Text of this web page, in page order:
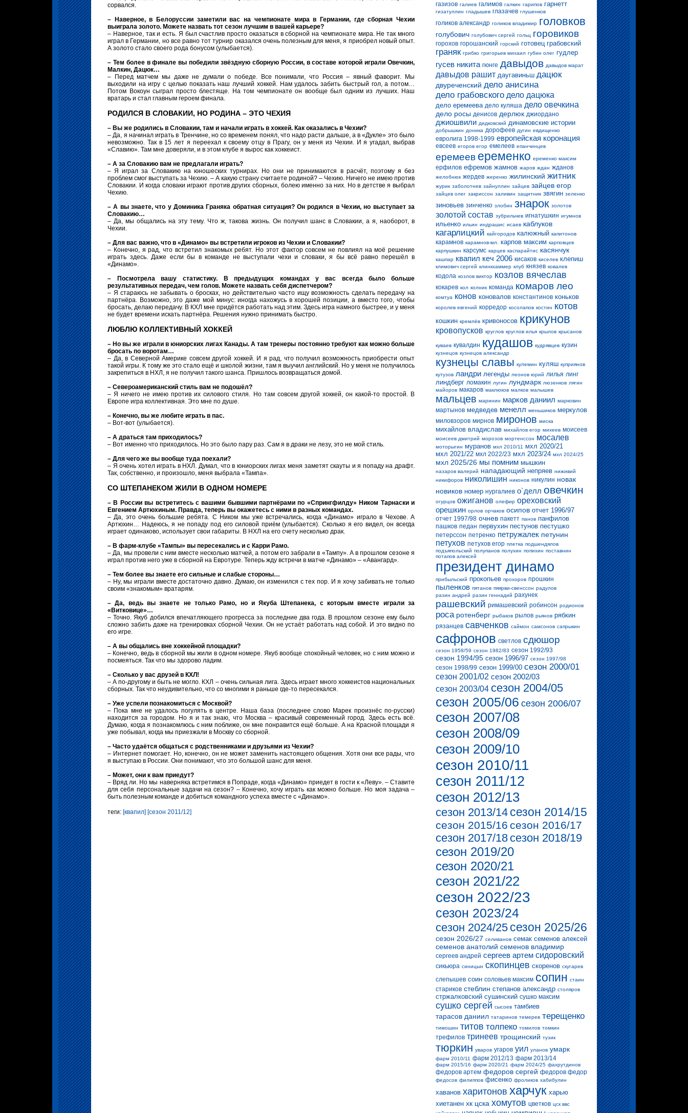
сорвался.
– Наверное, в Белоруссии заметили вас на чемпионате мира в Германии, где сборная Чехии
выиграла золото. Можете назвать тот сезон лучшим в вашей карьере?
– Наверное, так и есть. Я был счастлив просто оказаться в сборной на чемпионате мира. Не так много
играл в Германии, но все равно тот турнир оказался очень полезным для меня, я приобрел новый опыт.
А золото стало своего рода бонусом (улыбается).
– Тем более в финале вы победили звёздную сборную России, в составе которой играли Овечкин,
Малкин, Дацюк…
– Перед матчем мы даже не думали о победе. Все понимали, что Россия – явный фаворит. Мы
выходили на игру с целью показать наш лучший хоккей. Нам удалось забить быстрый гол, а потом…
Потом Вокоун сыграл просто блестяще. На том чемпионате он вообще был одним из лучших. Наш
вратарь и стал главным героем финала.
РОДИЛСЯ В СЛОВАКИИ, НО РОДИНА – ЭТО ЧЕХИЯ
– Вы же родились в Словакии, там и начали играть в хоккей. Как оказались в Чехии?
– Да, я начинал играть в Тренчине, но со временем понял, что надо расти дальше, а в «Дукле» это было
невозможно. Так в 15 лет я переехал к своему отцу в Прагу, он у меня из Чехии. И я угадал, выбрав
«Славию». Там мне доверяли, и в этом клубе я вырос как хоккеист.
– А за Словакию вам не предлагали играть?
– Я играл за Словакию на юношеских турнирах. Но они не принимаются в расчёт, поэтому я без
проблем смог выступать за Чехию. – А какую страну считаете родиной? – Чехию. Ничего не имею против
Словакии. И когда словаки играют против других сборных, болею именно за них. Но в детстве я выбрал
Чехию.
– А вы знаете, что у Доминика Граняка обратная ситуация? Он родился в Чехии, но выступает за
Словакию…
– Да, мы общались на эту тему. Что ж, такова жизнь. Он получил шанс в Словакии, а я, наоборот, в
Чехии.
– Для вас важно, что в «Динамо» вы встретили игроков из Чехии и Словакии?
– Конечно, я рад, что встретил знакомых ребят. Но этот фактор совсем не повлиял на моё решение
играть здесь. Даже если бы в команде не выступали чехи и словаки, я бы всё равно перешёл в
«Динамо».
– Посмотрела вашу статистику. В предыдущих командах у вас всегда было больше
результативных передач, чем голов. Можете назвать себя диспетчером?
– Я стараюсь не забывать о бросках, но действительно часто ищу возможность сделать передачу на
партнёра. Возможно, это даже мой минус: иногда нахожусь в хорошей позиции, а вместо того, чтобы
бросать, делаю передачу. В КХЛ мне придётся работать над этим. Здесь игра намного быстрее, и у меня
не будет времени искать партнёра. Решения нужно принимать быстро.
ЛЮБЛЮ КОЛЛЕКТИВНЫЙ ХОККЕЙ
– Но вы же играли в юниорских лигах Канады. А там тренеры постоянно требуют как можно больше
бросать по воротам…
– Да, в Северной Америке совсем другой хоккей. И я рад, что получил возможность приобрести опыт
такой игры. К тому же это стало ещё и школой жизни, там я выучил английский. Но у меня не получилось
закрепиться в НХЛ, я не получил такого шанса. Пришлось возвращаться домой.
– Североамериканский стиль вам не подошёл?
– Я ничего не имею против их силового стиля. Но там совсем другой хоккей, он какой-то простой. В
Европе игра коллективная. Это мне по душе.
– Конечно, вы же любите играть в пас.
– Вот-вот (улыбается).
– А драться там приходилось?
– Вот именно что приходилось. Но это было пару раз. Сам я в драки не лезу, это не мой стиль.
– Для чего же вы вообще туда поехали?
– Я очень хотел играть в НХЛ. Думал, что в юниорских лигах меня заметят скауты и я попаду на драфт.
Так, собственно, и произошло, меня выбрала «Тампа».
СО ШТЕПАНЕКОМ ЖИЛИ В ОДНОМ НОМЕРЕ
– В России вы встретитесь с вашими бывшими партнёрами по «Спрингфилду» Ником Тарнаски и
Евгением Артюхиным. Правда, теперь вы окажетесь с ними в разных командах.
– Да, это очень большие ребята. С Ником мы уже встречались, когда «Динамо» играло в Чехове. А
Артюхин… Надеюсь, я не попаду под его силовой приём (улыбается). Сколько я его видел, он всегда
играет одинаково, использует свои габариты. В НХЛ на его счету несколько драк.
– В фарм-клубе «Тампы» вы пересекались и с Карри Рамо.
– Да, мы провели с ним вместе несколько матчей, а потом его забрали в «Тампу». А в прошлом сезоне я
играл против него уже в сборной на Евротуре. Теперь жду встречи в матче «Динамо» – «Авангард».
– Тем более вы знаете его сильные и слабые стороны…
– Ну, мы играли вместе достаточно давно. Думаю, он изменился с тех пор. И я хочу забивать не только
своим «знакомым» вратарям.
– Да, ведь вы знаете не только Рамо, но и Якуба Штепанека, с которым вместе играли за
«Витковице»…
– Точно. Якуб добился впечатляющего прогресса за последние два года. В прошлом сезоне ему было
сложно забить даже на тренировках сборной Чехии. Он не устаёт работать над собой. И это видно по
его игре.
– А вы общались вне хоккейной площадки?
– Конечно, ведь в сборной мы жили в одном номере. Якуб вообще спокойный человек, но с ним можно и
посмеяться. Так что мы здорово ладим.
– Сколько у вас друзей в КХЛ!
– А по-другому и быть не могло. КХЛ – очень сильная лига. Здесь играет много хоккеистов национальных
сборных. Так что неудивительно, что со многими я раньше где-то пересекался.
– Уже успели познакомиться с Москвой?
– Пока мне не удалось погулять в центре. Наша база (последнее слово Марек произнёс по-русски)
находится за городом. Но я и так знаю, что Москва – красивый современный город. Здесь есть всё.
Думаю, когда я познакомлюсь с ним поближе, он мне понравится ещё больше. А на Красной площади я
уже побывал, когда мы приезжали в Москву со сборной.
– Часто удаётся общаться с родственниками и друзьями из Чехии?
– Интернет помогает. Но, конечно, он не может заменить настоящего общения. Хотя они все рады, что
я выступаю в России. Они понимают, что это большой шанс для меня.
– Может, они к вам приедут?
– Вряд ли. Но мы наверняка встретимся в Попраде, когда «Динамо» приедет в гости к «Леву». – Ставите
для себя персональные задачи на сезон? – Конечно, хочу играть как можно больше. Но моя задача –
быть полезным команде и добиться командного успеха вместе с «Динамо».
теги: [квапил] [сезон 2011/12]
газизов галиев галимов галкин гарипов гарнетт
гизатуллин гладышев глазачев глушенков
голиков александр голиков владимир головков
голубович голубович сергей гольц горовиков
горохов горошанский горский готовец грабовский
граняк грибко григорьев михаил губин олег гудлер
гусев никита гюнге давыдов давыдов марат
давыдов рашит даугавиньш дацюк
двуреченский дело анисина
дело грабовского дело дацюка
дело еремеева дело куляша дело овечкина
дело росы денисов дерлюк джиордано
джиошвили дидковский динамовские истории
добрышкин доника дорофеев дугин евдищенко
евролига 1998-1999 европейская коронация
евсеев егоров егор емелеев епанчинцев
еремеев еременко еременко максим
ерфилов ефремов жамнов жаров ждан жданов
желобнюк жердев жеренко жилинский житник
журик заболотнев зайнуллин зайцев зайцев егор
зайцев олег закриссон заливин защитник звягин зеленко
зиновьев зинченко злобин знарок золотов
золотой состав зубрильчев игнатушкин игумнов
ильенко ильин индрашис исаев каблуков
кагарлицкий кайгородов калюжный капитонов
карамнов карамнов-мл. карпов максим карповцев
карпушкин карсумс карцев каспарайтис касянчук
кашпар квапил кеч 2006 кисаков киселев клепиш
климович сергей клинкхаммер клуб князев ковалев
кодола козлов виктор козлов вячеслав
кокарев кол колник команда комаров лео
комтуа конов коновалов константинов коньков
королев евгений корредор косолапов костин котов
кошкин кремлёв кривоносов крикунов
кровопусков круглов круглов илья крылов крысанов
куваев кувалдин кудашов кудрявцев кузин
кузнецов кузнецов александр
кузнецы славы кулемин куляш куприянов
кутузов ландри легенды леонов юрий лилья линг
линдберг ломакин лугин лундмарк люзенков лягин
майоров макаров маклюков малков малышев
мальцев маринин марков даниил марковин
мартынов медведев менелл меньшиков меркулов
миловзоров мирнов миронов миска
михайлов владислав михайлов егор михеев моисеев
моисеев дмитрий морозов мортенссон мосалев
моторыгин муранов мхл 2010/11 мхл 2020/21
мхл 2021/22 мхл 2022/23 мхл 2023/24 мхл 2024/25
мхл 2025/26 мы помним мышкин
назаров валерий нападающий непряев ниживий
никифоров николишин никонов никулин новак
новиков номер нургалиев о`делл овечкин
огурцов ожиганов олефир ореховский
орешкин орлов орчаков осипов отчет 1996/97
отчет 1997/98 очнев пакетт панов панфилов
пашков педан первухин пестунов пестушко
петерссон петренко петружалек петунин
петухов петухов егор плетка подшендялов
подъяпольский полупанов полухин попихин поставнин
потапов алексей
президент динамо
прибыльский прокопьев прохоров прошкин
пыленков пятанов пяярви-свенссон радулов
разин андрей разин геннадий рахунек
рашевский римашевский робинсон родионов
роса ротенберг рыбаков рылов рьянов рябкин
рязанцев савченков саймон самсонов сапрыкин
сафронов светлов сдюшор
сезон 1958/59 сезон 1982/83 сезон 1992/93
сезон 1994/95 сезон 1996/97 сезон 1997/98
сезон 1998/99 сезон 1999/00 сезон 2000/01
сезон 2001/02 сезон 2002/03
сезон 2003/04 сезон 2004/05
сезон 2005/06 сезон 2006/07
сезон 2007/08
сезон 2008/09
сезон 2009/10
сезон 2010/11
сезон 2011/12
сезон 2012/13
сезон 2013/14 сезон 2014/15
сезон 2015/16 сезон 2016/17
сезон 2017/18 сезон 2018/19
сезон 2019/20
сезон 2020/21
сезон 2021/22
сезон 2022/23
сезон 2023/24
сезон 2024/25 сезон 2025/26
сезон 2026/27 селиванов семак семенов алексей
семенов анатолий семенов владимир
сергеев андрей сергеев артем сидоровский
сикьюра синицын скопинцев скоренов скугарев
слепышев соин соловьев максим сопин стаин
стариков стеблин степанов александр столяров
стржалковский сушинский сушко максим
сушко сергей сысоев тамбиев
тарасов даниил татаринов темерев терещенко
тимошин титов толпеко томилов томкин
трефилов тринеев трощинский тузик
тюркин уваров угаров уил уланов умарк
фарм 2010/11 фарм 2012/13 фарм 2013/14
фарм 2015/16 фарм 2020/21 фарм 2024/25 фахрутдинов
федоров артем федоров сергей федоров федор
федосов филиппов фисенко фроликов хабибулин
хаванов харитонов харчук харью
хиетанен хк цска хомутов цветков цск ввс